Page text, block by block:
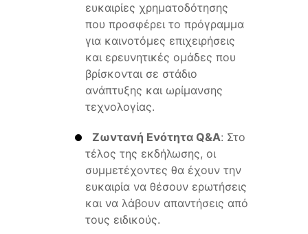
ευκαιρίες χρηματοδότησης
που προσφέρει το πρόγραμμα
για καινοτόμες επιχειρήσεις
και ερευνητικές ομάδες που
βρίσκονται σε στάδιο
ανάπτυξης και ωρίμανσης
τεχνολογίας.
Ζωντανή Ενότητα Q&A: Στο
τέλος της εκδήλωσης, οι
συμμετέχοντες θα έχουν την
ευκαιρία να θέσουν ερωτήσεις
και να λάβουν απαντήσεις από
τους ειδικούς.